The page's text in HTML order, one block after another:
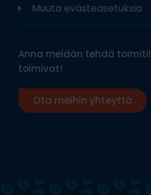
Muuta evästeasetuksia
Anna meidän tehdä
toimivat!
Ota meihin yhteyttä